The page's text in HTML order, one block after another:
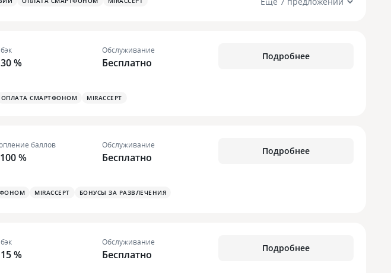
%
Обслуживание
Бесплатно
Подробнее
ОПЛАТА СМАРТФОНОМ MIRACCEPT
баллов
%
Обслуживание
Бесплатно
Подробнее
MIRACCEPT
БОНУСЫ ЗА РАЗВЛЕЧЕНИЯ
%
Обслуживание
Бесплатно
Подробнее